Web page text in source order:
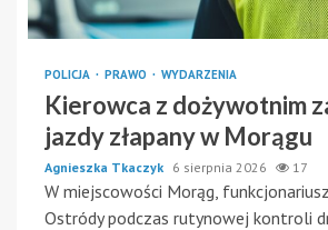
POLICJA PRAWO WYDARZENIA
Kierowca z dożywotnim
jazdy złapany w Morągu
Agnieszka Tkaczyk 6 sierpnia 2026 17
W miejscowości Morąg,
Ostródy podczas rutynowej kontroli